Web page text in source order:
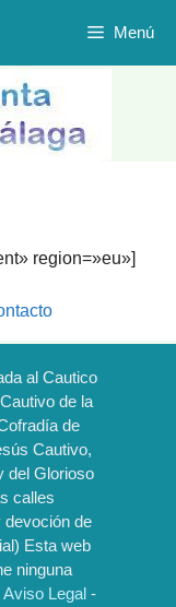
Menú
region=»eu»]
al Cautico
de la
de
Cautivo,
del Glorioso
calles
devoción de
Esta web
ninguna
Aviso Legal -